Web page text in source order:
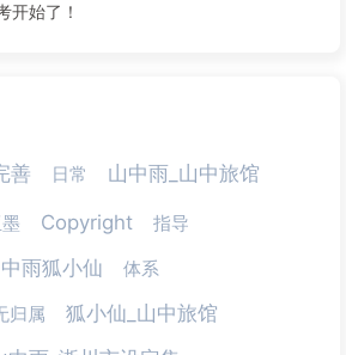
开始了！
善 日常 山中雨_山中旅馆
Copyright 指导
雨狐小仙 体系
归属 狐小仙_山中旅馆